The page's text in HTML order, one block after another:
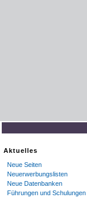
Aktuelles
Neue Seiten
Neuerwerbungslisten
Neue Datenbanken
Führungen und Schulungen